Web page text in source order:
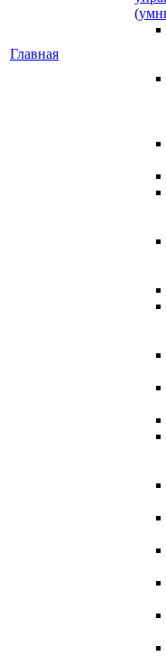
Главная